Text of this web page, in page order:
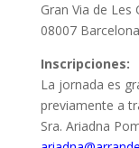
Gran Via de Les
08007 Barcelona
Inscripciones:
La jornada es
previamente a
Sra. Ariadna